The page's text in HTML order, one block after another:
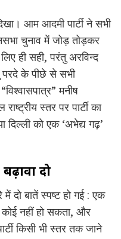
आम आदमी पार्टी ने सभी
चुनाव में जोड़ तोड़कर
ही सही, परंतु अरविन्द
के पीछे से सभी
मनीष
स्तर पर पार्टी का
दिल्ली को एक ‘अभेद्य गढ़’
दो
दो बातें स्पष्ट हो गई : एक
कोई नहीं हो सकता, और
किसी भी स्तर तक जाने